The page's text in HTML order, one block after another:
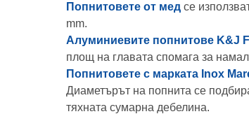
Попнитовете от мед се
mm.
Алуминиевите попнитове K&J
площ на главата спомага за
Попнитовете с марката Inox
Диаметърът на попнита се
тяхната сумарна дебелина.